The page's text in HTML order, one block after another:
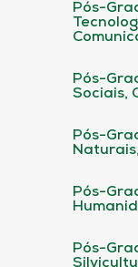
Pós-
Pós-
Sociais,
Pós-
Pós-
Pós-